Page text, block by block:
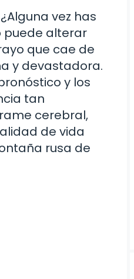
vez has
puede alterar
que cae de
y devastadora.
y los
tan
cerebral,
de vida
rusa de